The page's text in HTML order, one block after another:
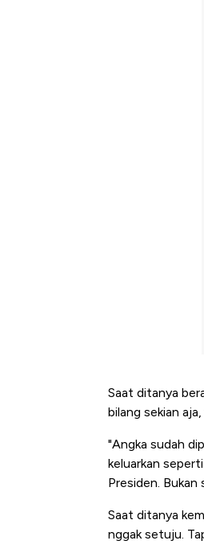
Saat ditanya
bilang sekian
"Angka sudah
keluarkan
Presiden. Bukan
Saat ditanya
nggak setuju.